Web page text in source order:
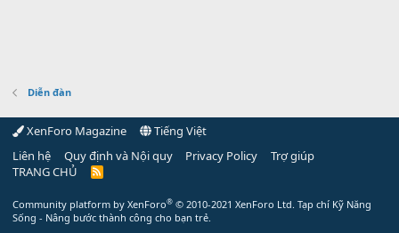
Diễn đàn
XenForo Magazine
Tiếng Việt
Liên hệ
Quy định và Nội quy Privacy Policy
Trợ giúp
TRANG CHỦ
R
Community platform by XenForo® © 2010-2021 XenForo Ltd. Tạp chí Kỹ Năng
Sống - Nâng bước thành công cho bạn trẻ.